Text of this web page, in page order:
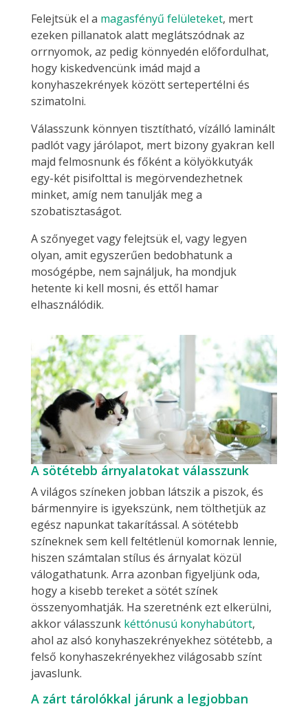
Felejtsük el a magasfényű felületeket, mert
ezeken pillanatok alatt meglátszódnak az
orrnyomok, az pedig könnyedén előfordulhat,
hogy kiskedvencünk imád majd a
konyhaszekrények között sertepertélni és
szimatolni.
Válasszunk könnyen tisztítható, vízálló laminált
padlót vagy járólapot, mert bizony gyakran kell
majd felmosnunk és főként a kölyökkutyák
egy-két pisifolttal is megörvendezhetnek
minket, amíg nem tanulják meg a
szobatisztaságot.
A szőnyeget vagy felejtsük el, vagy legyen
olyan, amit egyszerűen bedobhatunk a
mosógépbe, nem sajnáljuk, ha mondjuk
hetente ki kell mosni, és ettől hamar
elhasználódik.
A sötétebb árnyalatokat válasszunk
A világos színeken jobban látszik a piszok, és
bármennyire is igyekszünk, nem tölthetjük az
egész napunkat takarítással. A sötétebb
színeknek sem kell feltétlenül komornak lennie,
hiszen számtalan stílus és árnyalat közül
válogathatunk. Arra azonban figyeljünk oda,
hogy a kisebb tereket a sötét színek
összenyomhatják. Ha szeretnénk ezt elkerülni,
akkor válasszunk kéttónusú konyhabútort,
ahol az alsó konyhaszekrényekhez sötétebb, a
felső konyhaszekrényekhez világosabb színt
javaslunk.
A zárt tárolókkal járunk a legjobban